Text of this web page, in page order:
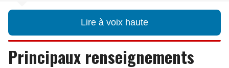
Lire à voix haute
Principaux renseignements